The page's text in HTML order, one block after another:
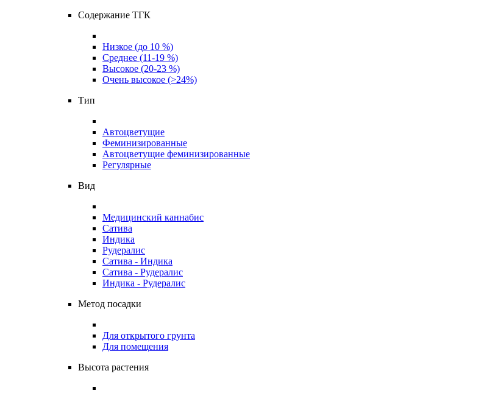
Содержание ТГК
Низкое (до 10 %)
Среднее (11-19 %)
Высокое (20-23 %)
Очень высокое (>24%)
Тип
Автоцветущие
Феминизированные
Автоцветущие феминизированные
Регулярные
Вид
Медицинский каннабис
Сатива
Индика
Рудералис
Сатива - Индика
Сатива - Рудералис
Индика - Рудералис
Метод посадки
Для открытого грунта
Для помещения
Высота растения